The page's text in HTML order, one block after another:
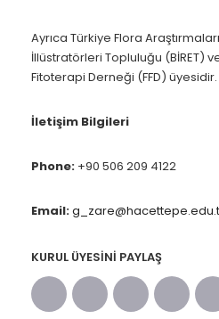
Ayrıca Türkiye Flora
İllüstratörleri Topluluğu (BİRET)
Fitoterapi Derneği (FFD) üyesidir.
İletişim Bilgileri
Phone: +90 506 209 4122
Email:
KURUL ÜYESINI PAYLAŞ